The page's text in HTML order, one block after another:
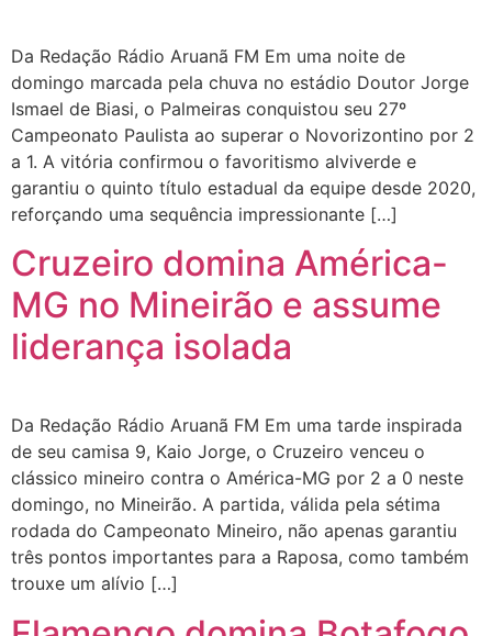
Da Redação Rádio Aruanã FM Em uma noite de
domingo marcada pela chuva no estádio Doutor Jorge
Ismael de Biasi, o Palmeiras conquistou seu 27º
Campeonato Paulista ao superar o Novorizontino por 2
a 1. A vitória confirmou o favoritismo alviverde e
garantiu o quinto título estadual da equipe desde 2020,
reforçando uma sequência impressionante […]
Cruzeiro domina América-
MG no Mineirão e assume
liderança isolada
Da Redação Rádio Aruanã FM Em uma tarde inspirada
de seu camisa 9, Kaio Jorge, o Cruzeiro venceu o
clássico mineiro contra o América-MG por 2 a 0 neste
domingo, no Mineirão. A partida, válida pela sétima
rodada do Campeonato Mineiro, não apenas garantiu
três pontos importantes para a Raposa, como também
trouxe um alívio […]